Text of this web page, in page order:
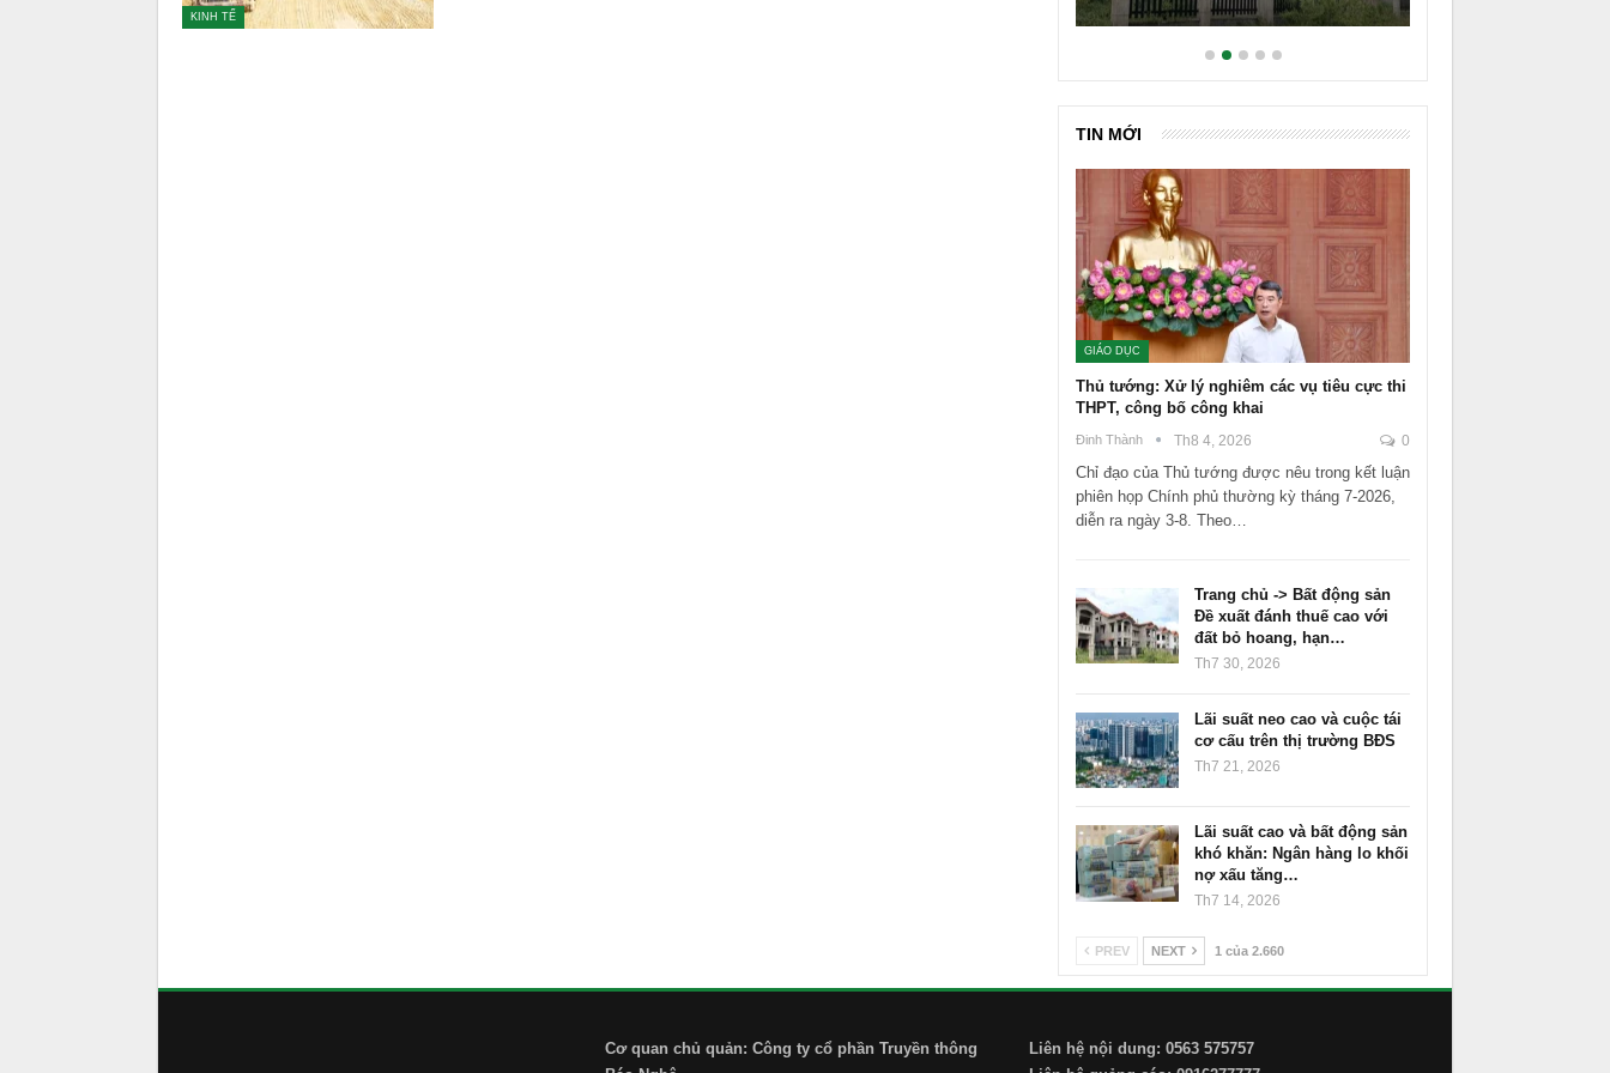
KINH TẾ
TIN MỚI
GIÁO DỤC
Thủ tướng: Xử lý nghiêm các vụ tiêu cực thi
THPT, công bố công khai
Đinh Thành Th8 4, 2026 0
Chỉ đạo của Thủ tướng được nêu trong kết luận
phiên họp Chính phủ thường kỳ tháng 7-2026,
diễn ra ngày 3-8. Theo…
Trang chủ -> Bất động sản
Đề xuất đánh thuế cao với
đất bỏ hoang, hạn…
Th7 30, 2026
Lãi suất neo cao và cuộc tái
cơ cấu trên thị trường BĐS
Th7 21, 2026
Lãi suất cao và bất động sản
khó khăn: Ngân hàng lo khối
nợ xấu tăng…
Th7 14, 2026
PREV NEXT 1 của 2.660
Cơ quan chủ quản: Công ty cổ phần Truyền thông
Liên hệ nội dung: 0563 575757